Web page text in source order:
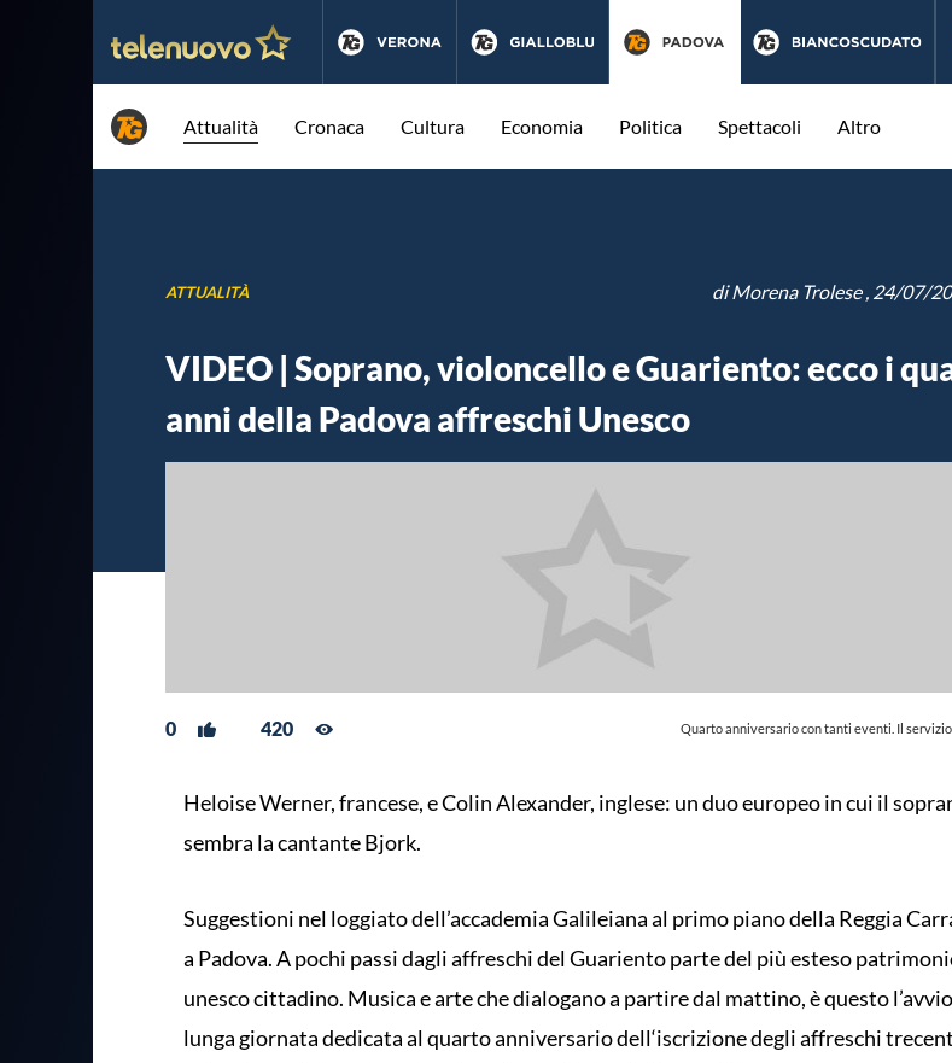
Attualità Cronaca Cultura Economia Politica Spettacoli Altro
ATTUALITÀ diMorena Trolese, 24/07/
VIDEO | Soprano, violoncello e Guariento: ecco i
anni della Padova affreschi Unesco
0 420 Quarto anniversario con tanti eventi. Il servizio
Heloise Werner, francese, e Colin Alexander, inglese: un duo europeo in cui il
sembra la cantante Bjork.
Suggestioni nel loggiato dell’accademia Galileiana al primo piano della Reggia
a Padova. A pochi passi dagli affreschi del Guariento parte del più esteso
unesco cittadino. Musica e arte che dialogano a partire dal mattino, è questo
lunga giornata dedicata al quarto anniversario dell‘iscrizione degli affreschi